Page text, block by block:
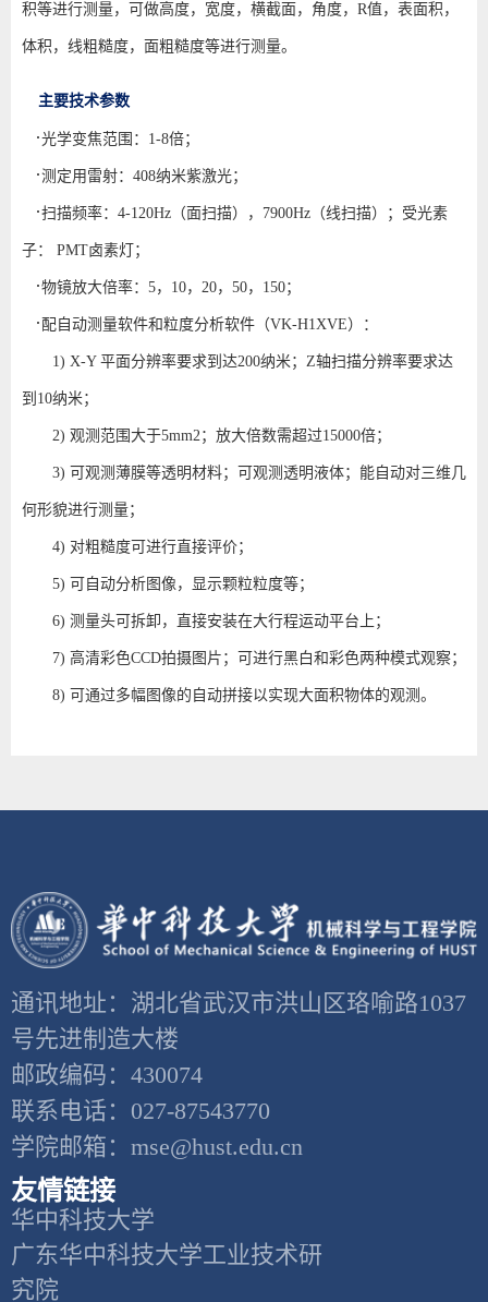
积等进行测量，可做高度，宽度，横截面，角度，R值，表面积，
体积，线粗糙度，面粗糙度等进行测量。
主要技术参数
·光学变焦范围：1-8倍；
·测定用雷射：408纳米紫激光；
·扫描频率：4-120Hz（面扫描），7900Hz（线扫描）；受光素
子： PMT卤素灯；
·物镜放大倍率：5，10，20，50，150；
· 配自动测量软件和粒度分析软件（VK-H1XVE）：
1) X-Y 平面分辨率要求到达200纳米；Z轴扫描分辨率要求达
到10纳米；
2) 观测范围大于5mm2；放大倍数需超过15000倍；
3) 可观测薄膜等透明材料；可观测透明液体；能自动对三维几
何形貌进行测量；
4) 对粗糙度可进行直接评价；
5) 可自动分析图像，显示颗粒粒度等；
6) 测量头可拆卸，直接安装在大行程运动平台上；
7) 高清彩色CCD拍摄图片；可进行黑白和彩色两种模式观察；
8) 可通过多幅图像的自动拼接以实现大面积物体的观测。
通讯地址：湖北省武汉市洪山区珞喻路1037
号先进制造大楼
邮政编码：430074
联系电话：027-87543770
学院邮箱：mse@hust.edu.cn
友情链接
华中科技大学
广东华中科技大学工业技术研
究院